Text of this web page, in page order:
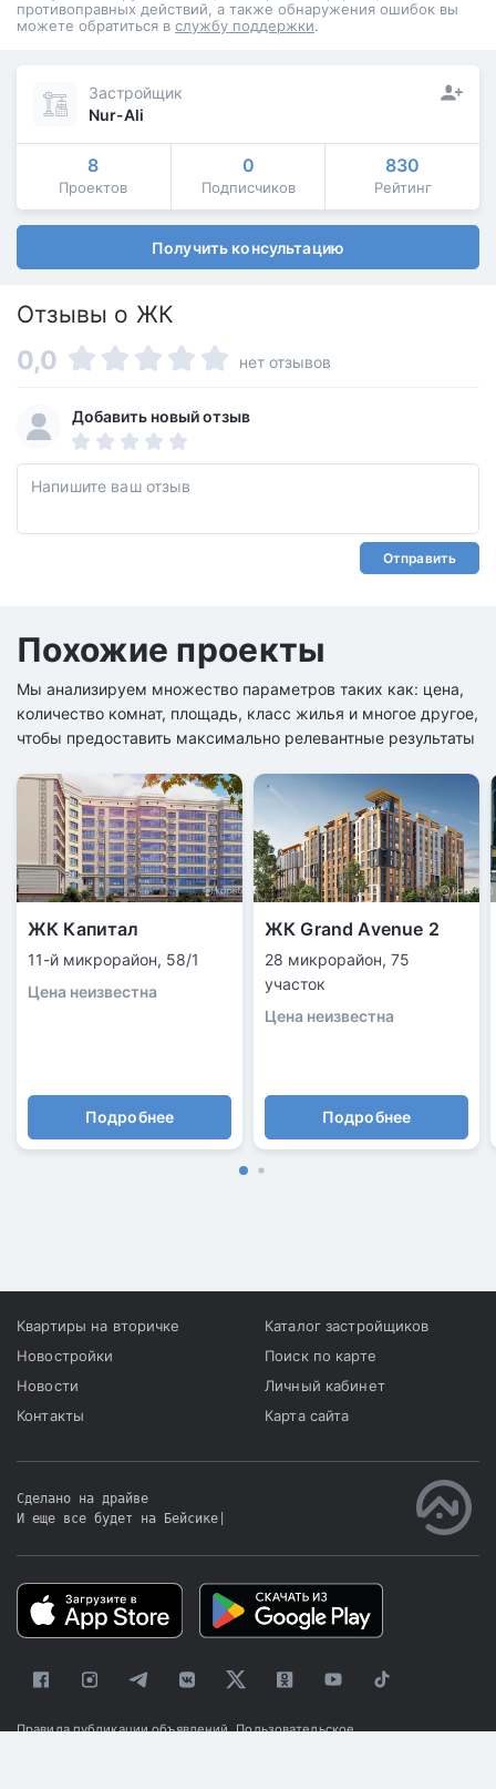
противоправных действий, а также обнаружения ошибок вы
можете обратиться в службу поддержки.
Застройщик
Nur-Ali
8
Проектов
0
Подписчиков
830
Рейтинг
Получить консультацию
Отзывы о ЖК
0,0 нет отзывов
Добавить новый отзыв
Отправить
Похожие проекты
Мы анализируем множество параметров таких как: цена,
количество комнат, площадь, класс жилья и многое другое,
чтобы предоставить максимально релевантные результаты
ЖК Капитал
11-й микрорайон, 58/1
Цена неизвестна
Подробнее
ЖК Grand Avenue 2
28 микрорайон, 75
участок
Цена неизвестна
Подробнее
Квартиры на вторичке
Новостройки
Новости
Контакты
Каталог застройщиков
Поиск по карте
Личный кабинет
Карта сайта
Сделано на драйве
И еще все будет на Бейсике
Правила публикации объявлений Пользовательское